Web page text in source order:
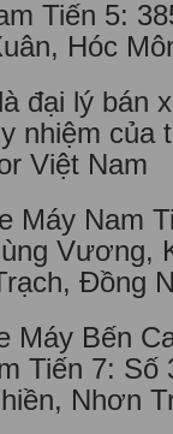
Tiến 5:
Hóc
đại lý bán
nhiệm của
Việt Nam
Máy Nam
Vương,
Đồng
Máy Bến
Tiến 7: Số
Nhơn